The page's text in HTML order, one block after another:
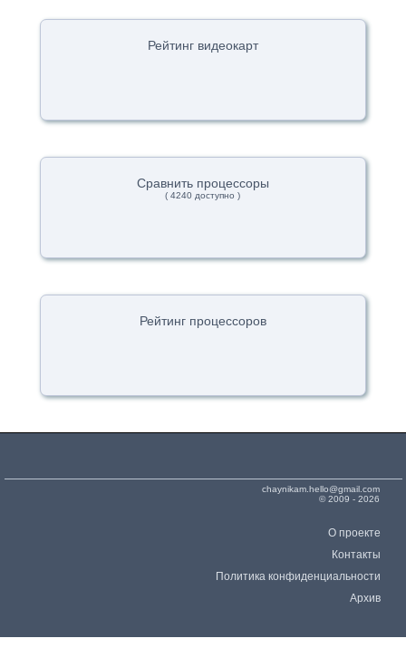
Рейтинг видеокарт
Сравнить процессоры
( 4240 доступно )
Рейтинг процессоров
chaynikam.hello@gmail.com
© 2009 - 2026
О проекте
Контакты
Политика конфиденциальности
Архив